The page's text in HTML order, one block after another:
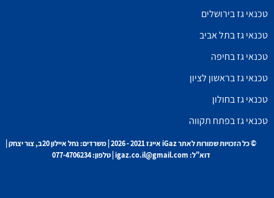
טכנאי גז בירושלים
טכנאי גז בתל אביב
טכנאי גז בחיפה
טכנאי גז בראשון לציון
טכנאי גז בחולון
טכנאי גז בפתח תקווה
© כל הזכויות שמורות לאתר iGaz אייגז 2021 - 2026 | משרדים: נחל איילון 20ב, צור יצחק |
דוא"ל: igaz.co.il@gmail.com | טלפון: 077-4706234